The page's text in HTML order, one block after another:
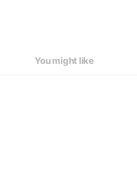
You might like